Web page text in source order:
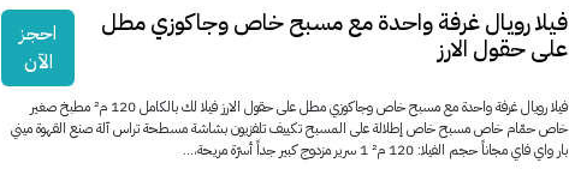
فيلا رويال غرفة واحدة مع مسبح خاص وجاكوزي مطل
على حقول الارز
احجز
الآن
فيلا رويال غرفة واحدة مع مسبح خاص وجاكوزي مطل على حقول الارز فيلا لك بالكامل 120 م² مطبخ صغير
خاص حمّام خاص مسبح خاص إطلالة على المسبح تكييف تلفزيون بشاشة مسطحة تراس آلة صنع القهوة ميني
بار واي فاي مجاناً حجم الفيلا: 120 م² 1 سرير مزدوج كبير جداً أسرّة مريحة،...